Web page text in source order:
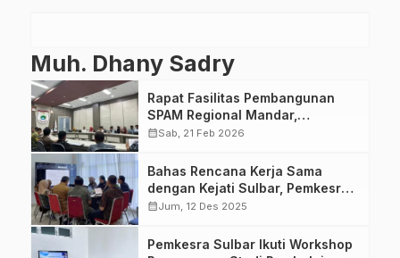
Muh. Dhany Sadry
Rapat Fasilitas Pembangunan
SPAM Regional Mandar,
Pemkesra Sulbar: Sinergi
Kunci Pembangunan
calendar_monthSab, 21 Feb 2026
Bahas Rencana Kerja Sama
dengan Kejati Sulbar, Pemkesra:
Kita Dukung Adanya Kolaborasi
calendar_monthJum, 12 Des 2025
Pemkesra Sulbar Ikuti Workshop